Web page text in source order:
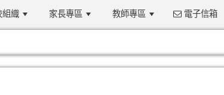
組織 家長專區 教師專區 電子信箱